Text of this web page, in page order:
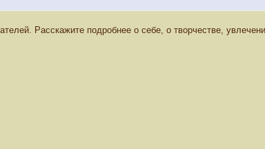
Расскажите подробнее о себе, о творчестве,